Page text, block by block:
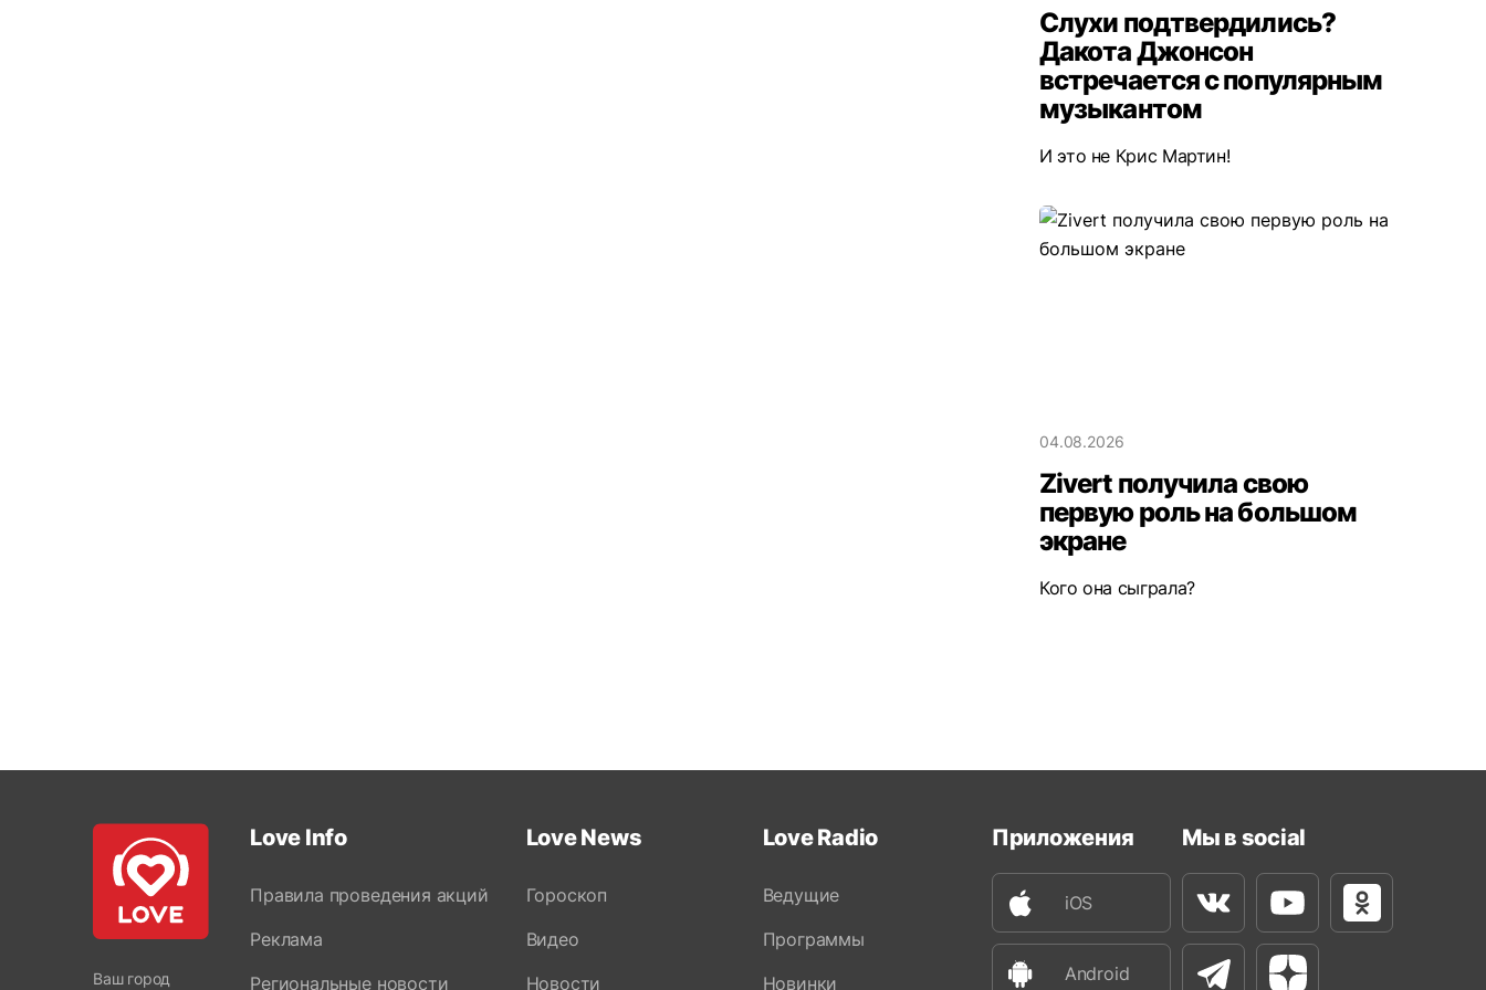
Слухи подтвердились?
Дакота Джонсон
встречается с популярным
музыкантом
И это не Крис Мартин!
04.08.2026
Zivert получила свою
первую роль на большом
экране
Кого она сыграла?
Ваш город
Love Info
Правила проведения акций
Реклама
Региональные новости
Love News
Гороскоп
Видео
Новости
Love Radio
Ведущие
Программы
Новинки
Приложения
iOS
Android
Мы в social
ВконтактеYoutube